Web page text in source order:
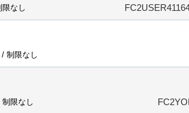
限なし
/ 制限なし
制限なし